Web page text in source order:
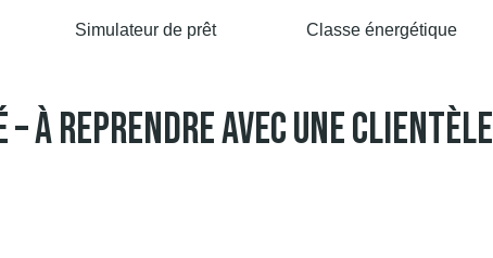
Simulateur de prêt Classe énergétique
À Reprendre Avec Une Clientèle